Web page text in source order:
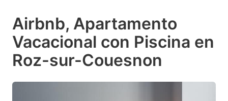
Airbnb, Apartamento
Vacacional con Piscina en
Roz-sur-Couesnon